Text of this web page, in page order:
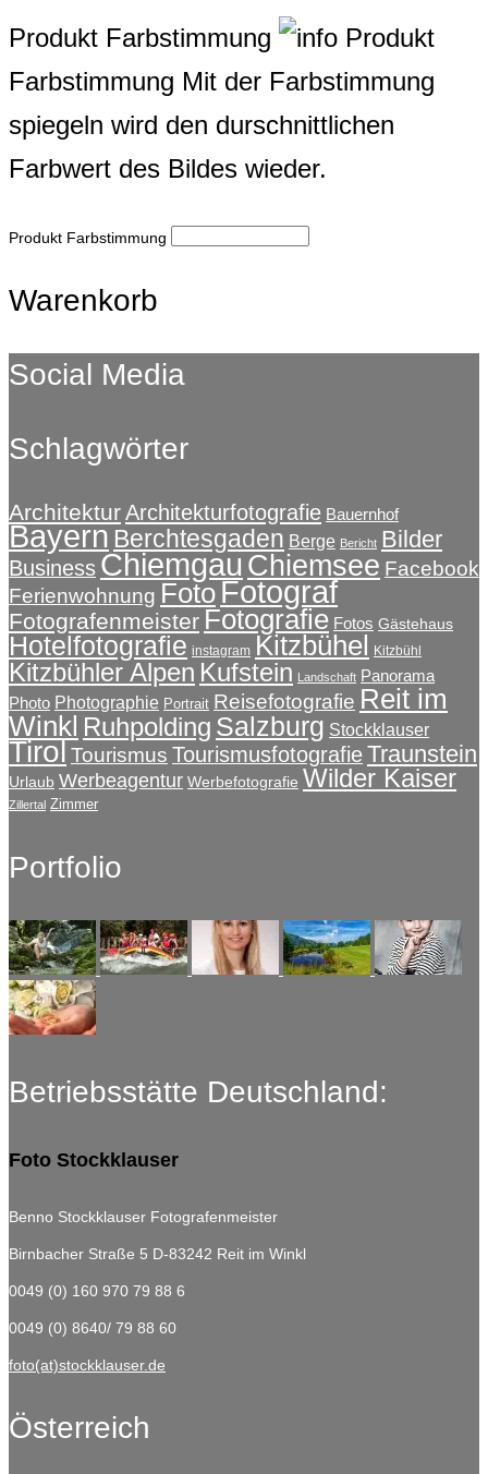
Produkt Farbstimmung
Produkt
Farbstimmung Mit der Farbstimmung
spiegeln wird den durschnittlichen
Farbwert des Bildes wieder.
Produkt Farbstimmung
Warenkorb
Social Media
Schlagwörter
ArchitekturArchitekturfotografie Bauernhof
Bayern Berchtesgaden Berge Bericht Bilder
BusinessChiemgauChiemsee Facebook
Ferienwohnung FotoFotograf
Fotografenmeister Fotografie Fotos Gästehaus
Hotelfotografie instagram Kitzbühel Kitzbühl
Kitzbühler Alpen Kufstein Landschaft Panorama
Photo Photographie Portrait Reisefotografie Reit im
Winkl Ruhpolding Salzburg Stockklauser
TirolTourismus TourismusfotografieTraunstein
Urlaub Werbeagentur Werbefotografie Wilder Kaiser
Zillertal Zimmer
Portfolio
Betriebsstätte Deutschland:
Foto Stockklauser
Benno Stockklauser Fotografenmeister
Birnbacher Straße 5 D-83242 Reit im Winkl
0049 (0) 160 970 79 88 6
0049 (0) 8640/ 79 88 60
foto(at)stockklauser.de
Österreich